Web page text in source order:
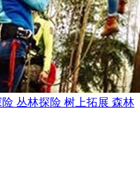
丛林探险 树上拓展 森林